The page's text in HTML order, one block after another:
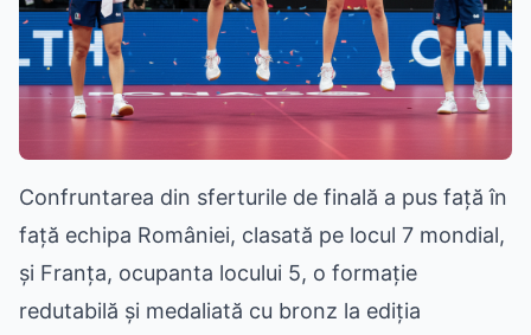
Confruntarea din sferturile de finală a pus față în
față echipa României, clasată pe locul 7 mondial,
și Franța, ocupanta locului 5, o formație
redutabilă și medaliată cu bronz la ediția